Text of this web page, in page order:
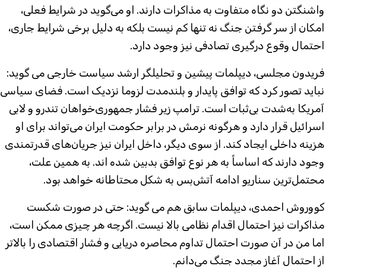
واشنگتن دو نگاه متفاوت به مذاکرات دارند. او می‌گوید در شرایط فعلی،
امکان از سر گرفتن جنگ نه تنها کم نیست بلکه به دلیل برخی شرایط جاری،
احتمال وقوع درگیری تصادفی نیز وجود دارد.
فریدون مجلسی، دیپلمات پیشین و تحلیلگر ارشد سیاست خارجی می گوید:
نباید تصور کرد که توافق پایدار و بلندمدت لزوما نزدیک است. فضای سیاسی
آمریکا به‌شدت بی‌ثبات است. ترامپ زیر فشار جمهوری‌خواهان تندرو و لابی
اسرائیل قرار دارد و هرگونه نرمش در برابر حکومت ایران می‌تواند برای او
هزینه داخلی ایجاد کند. از سوی دیگر، داخل ایران نیز جریان‌های قدرتمندی
وجود دارند که اساساً به هر نوع توافق بدبین‌ شده اند. به همین علت،
محتمل‌ترین سناریو ادامه آتش‌بس به شکل محتاطانه خواهد بود.
کووروش احمدی، دیپلمات سابق هم می گوید: حتی در صورت شکست
مذاکرات نیز احتمال اقدام نظامی بالا نیست. اگرچه هر چیزی ممکن است،
اما من در آن صورت احتمال تداوم محاصره دریایی و فشار اقتصادی را بالاتر
از احتمال آغاز مجدد جنگ می‌دانم.